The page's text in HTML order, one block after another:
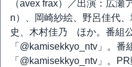
（avex frax）／出演：広瀬
n）、岡崎紗絵、野呂佳代
史、木村佳乃 ほか。番組
「@kamisekkyo_ntv」。
「@kamisekkyo_ntv」。